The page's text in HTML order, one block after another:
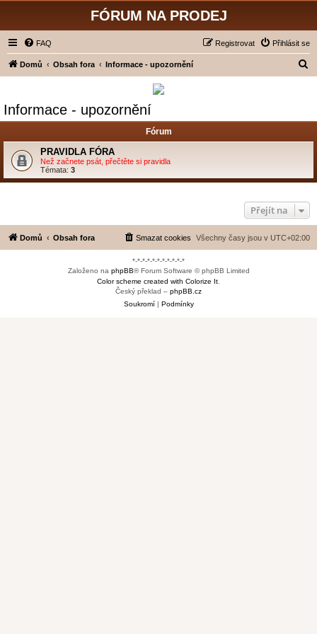
FÓRUM NA PRODEJ
FAQ Přihlásit se
Registrovat
Domů Obsah fora Informace - upozornění
Informace - upozornění
Fórum
PRAVIDLA FÓRA
Než začnete psát, přečtěte si pravidla
Témata: 3
Přejít na
Domů Obsah fora Všechny časy jsou v UTC+02:00
Smazat cookies
*-*-*-*-*-*-*-*-*-*-*
Založeno na phpBB® Forum Software © phpBB Limited
Color scheme created with Colorize It
Český překlad – phpBB.cz
Soukromí| Podmínky